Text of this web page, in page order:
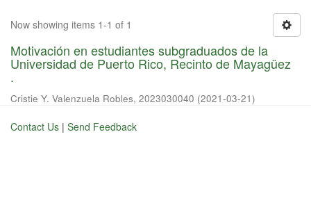
Now showing items 1-1 of 1
Motivación en estudiantes subgraduados de la
Universidad de Puerto Rico, Recinto de Mayagüez
.
Cristie Y. Valenzuela Robles, 2023030040 (2021-03-21)
Contact Us | Send Feedback